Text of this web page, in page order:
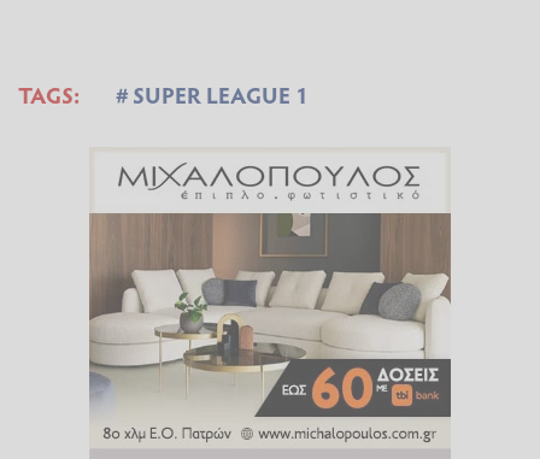
TAGS: SUPER LEAGUE 1